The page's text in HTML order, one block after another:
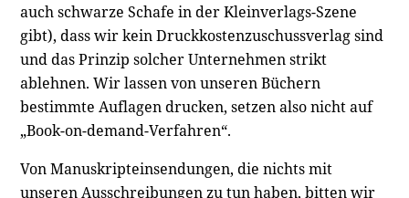
auch schwarze Schafe in der Kleinverlags-Szene
gibt), dass wir kein Druckkostenzuschussverlag sind
und das Prinzip solcher Unternehmen strikt
ablehnen. Wir lassen von unseren Büchern
bestimmte Auflagen drucken, setzen also nicht auf
„Book-on-demand-Verfahren“.
Von Manuskripteinsendungen, die nichts mit
unseren Ausschreibungen zu tun haben, bitten wir